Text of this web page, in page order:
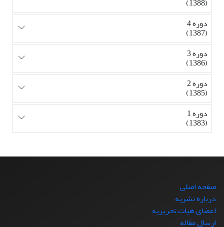
دوره 4
(1387)
دوره 3
(1386)
دوره 2
(1385)
دوره 1
(1383)
صفحه اصلی
درباره نشریه
اعضای هیات تحریریه
ارسال مقاله